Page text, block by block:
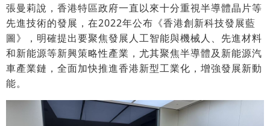
張曼莉說，香港特區政府一直以來十分重視半導體晶片等
先進技術的發展，在2022年公布《香港創新科技發展藍
圖》，明確提出要聚焦發展人工智能與機械人、先進材料
和新能源等新興策略性產業，尤其聚焦半導體及新能源汽
車產業鏈，全面加快推進香港新型工業化，增強發展新動
能。